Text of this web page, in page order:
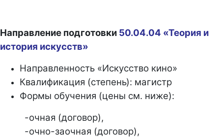
Направление подготовки 50.04.04 «Теория и
история искусств»
Направленность «Искусство кино»
Квалификация (степень): магистр
Формы обучения (цены см. ниже):
-очная (договор),
-очно-заочная (договор),